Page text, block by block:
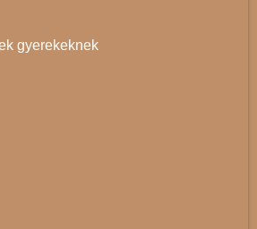
gyerekeknek